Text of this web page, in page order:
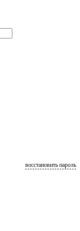
восстановить пароль